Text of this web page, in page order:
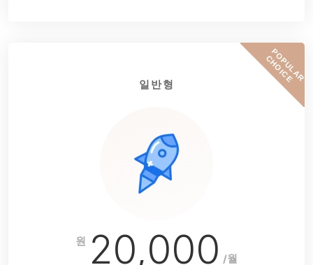
P
O
P
U
L
A
R
C
H
O
I
C
E
일반형
원 20,000 /월